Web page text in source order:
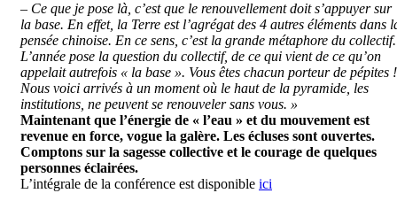
– Ce que je pose là, c’est que le renouvellement doit s’appuyer sur
la base. En effet, la Terre est l’agrégat des 4 autres éléments dans
pensée chinoise. En ce sens, c’est la grande métaphore du collectif.
L’année pose la question du collectif, de ce qui vient de ce qu’on
appelait autrefois « la base ». Vous êtes chacun porteur de pépites !
Nous voici arrivés à un moment où le haut de la pyramide, les
institutions, ne peuvent se renouveler sans vous. »
Maintenant que l’énergie de « l’eau » et du mouvement est
revenue en force, vogue la galère. Les écluses sont ouvertes.
Comptons sur la sagesse collective et le courage de quelques
personnes éclairées.
L’intégrale de la conférence est disponible ici